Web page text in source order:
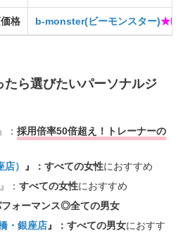
格 b-monster(ビーモンスター)
たら選びたいパーソナルジ
』： 採用倍率50倍超え！トレーナーの
） 』：すべての女性におすすめ
』： すべての女性におすすめ
フォーマンス◎全ての男女
・銀座店』：すべての男女におすす